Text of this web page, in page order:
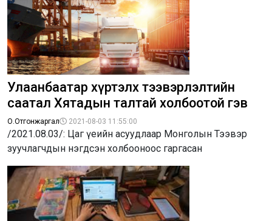
Улаанбаатар хүртэлх тээвэрлэлтийн
саатал Хятадын талтай холбоотой гэв
О.Отгонжаргал 2021-08-03 11:55:00
/2021.08.03/: Цаг үеийн асуудлаар Монголын Тээвэр
зуучлагчдын нэгдсэн холбооноос гаргасан